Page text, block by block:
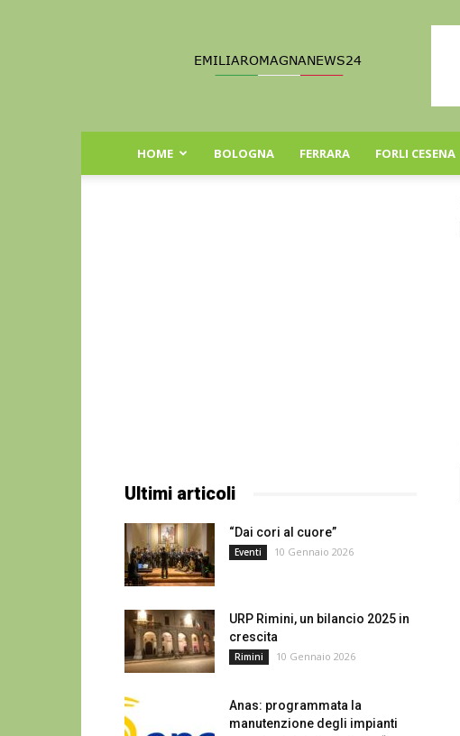
Romagna
HOME BOLOGNA FERRARA FORLI CESENA
Ultimi articoli
“Dai cori al cuore”
Eventi 10 Gennaio 2026
URP Rimini, un bilancio 2025 in
crescita
Rimini 10 Gennaio 2026
Anas: programmata la
manutenzione degli impianti